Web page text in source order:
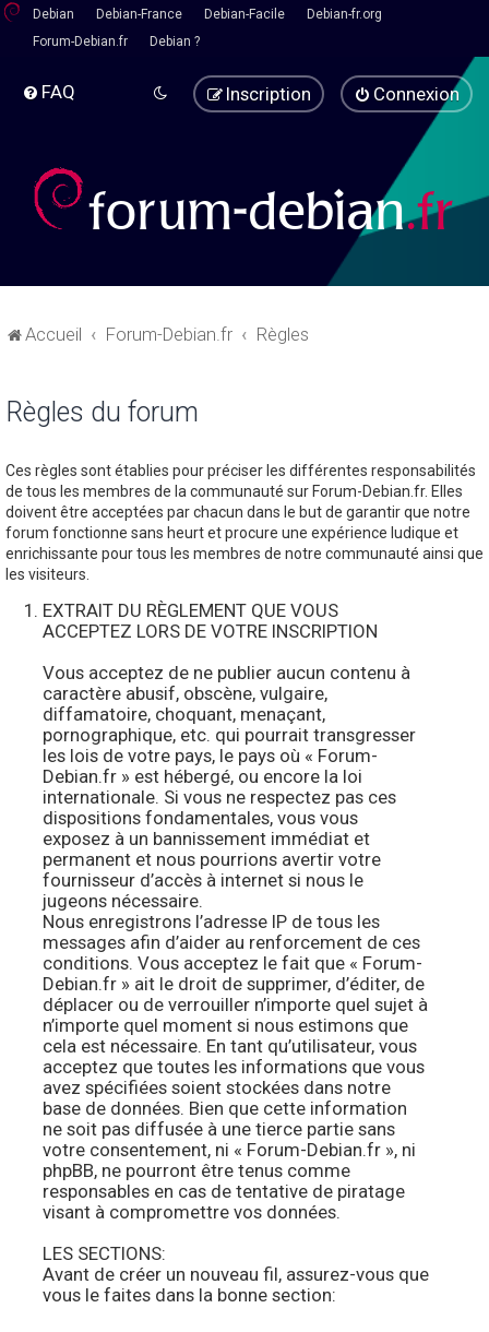
Debian Debian-France Debian-Facile
Debian-fr.org
Forum-Debian.fr
Debian ?
FAQ Connexion
Inscription
Accueil Forum-Debian.fr Règles
Règles du forum
Ces règles sont établies pour préciser les différentes responsabilités
de tous les membres de la communauté sur Forum-Debian.fr. Elles
doivent être acceptées par chacun dans le but de garantir que notre
forum fonctionne sans heurt et procure une expérience ludique et
enrichissante pour tous les membres de notre communauté ainsi que
les visiteurs.
EXTRAIT DU RÈGLEMENT QUE VOUS
ACCEPTEZ LORS DE VOTRE INSCRIPTION
Vous acceptez de ne publier aucun contenu à
caractère abusif, obscène, vulgaire,
diffamatoire, choquant, menaçant,
pornographique, etc. qui pourrait transgresser
les lois de votre pays, le pays où « Forum-
Debian.fr » est hébergé, ou encore la loi
internationale. Si vous ne respectez pas ces
dispositions fondamentales, vous vous
exposez à un bannissement immédiat et
permanent et nous pourrions avertir votre
fournisseur d’accès à internet si nous le
jugeons nécessaire.
Nous enregistrons l’adresse IP de tous les
messages afin d’aider au renforcement de ces
conditions. Vous acceptez le fait que « Forum-
Debian.fr » ait le droit de supprimer, d’éditer, de
déplacer ou de verrouiller n’importe quel sujet à
n’importe quel moment si nous estimons que
cela est nécessaire. En tant qu’utilisateur, vous
acceptez que toutes les informations que vous
avez spécifiées soient stockées dans notre
base de données. Bien que cette information
ne soit pas diffusée à une tierce partie sans
votre consentement, ni « Forum-Debian.fr », ni
phpBB, ne pourront être tenus comme
responsables en cas de tentative de piratage
visant à compromettre vos données.
LES SECTIONS:
Avant de créer un nouveau fil, assurez-vous que
vous le faites dans la bonne section: